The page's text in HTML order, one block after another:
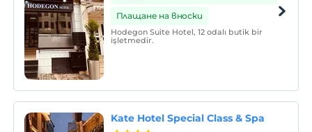
Плащане на вноски
Hodegon Suite Hotel, 12 odalı butik bir
işletmedir.
Kate Hotel Special Class & Spa